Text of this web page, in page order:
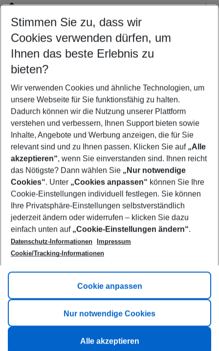
Location
Customize your offer
Find the perfect deal which suits your best
Your departure airport
Any airport
Select your date range
11/08/26–09/08/27 5-8 nights
Who will travel
2 adults No children
Show more filter
Footer
Footer navigation
Title A
Link A
All rights reserved
Stimmen Sie zu, dass wir
Cookies verwenden dürfen, um
Ihnen das beste Erlebnis zu
bieten?
Wir verwenden Cookies und ähnliche Technologien, um
unsere Webseite für Sie funktionsfähig zu halten.
Dadurch können wir die Nutzung unserer Plattform
verstehen und verbessern, Ihnen Support bieten sowie
Inhalte, Angebote und Werbung anzeigen, die für Sie
relevant sind und zu Ihnen passen. Klicken Sie auf „Alle
akzeptieren“, wenn Sie einverstanden sind. Ihnen reicht
das Nötigste? Dann wählen Sie „Nur notwendige
Cookies“. Unter „Cookies anpassen“ können Sie Ihre
Cookie-Einstellungen individuell festlegen. Sie können
Ihre Privatsphäre-Einstellungen selbstverständlich
jederzeit ändern oder widerrufen – klicken Sie dazu
einfach unten auf „Cookie-Einstellungen ändern“.
Datenschutz-Informationen
Impressum
Cookie/Tracking-Informationen
Cookie anpassen
Nur notwendige Cookies
Alle akzeptieren